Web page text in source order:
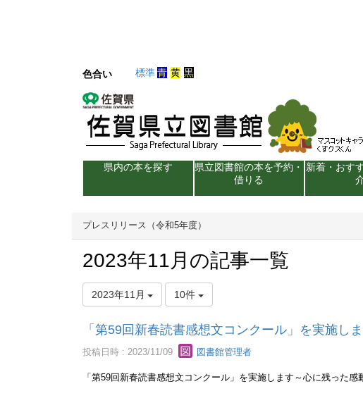
色合い 標準青 黄 黒
県内の本を探す
県立図書館の本を予約・
借りる
新着・おす
プレスリリース（令和5年度）
2023年11月の記事一覧
2023年11月 10件
「第59回新春読書感想文コンクール」を実施し
投稿日時 : 2023/11/09 図書館管理者
「第59回新春読書感想文コンクール」を実施します～心に残った